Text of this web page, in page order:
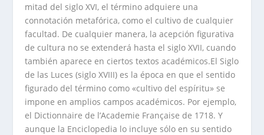
mitad del siglo XVI, el término adquiere una
connotación metafórica, como el cultivo de cualquier
facultad. De cualquier manera, la acepción figurativa
de cultura no se extenderá hasta el siglo XVII, cuando
también aparece en ciertos textos académicos.El Siglo
de las Luces (siglo XVIII) es la época en que el sentido
figurado del término como «cultivo del espíritu» se
impone en amplios campos académicos. Por ejemplo,
el Dictionnaire de l’Academie Française de 1718. Y
aunque la Enciclopedia lo incluye sólo en su sentido